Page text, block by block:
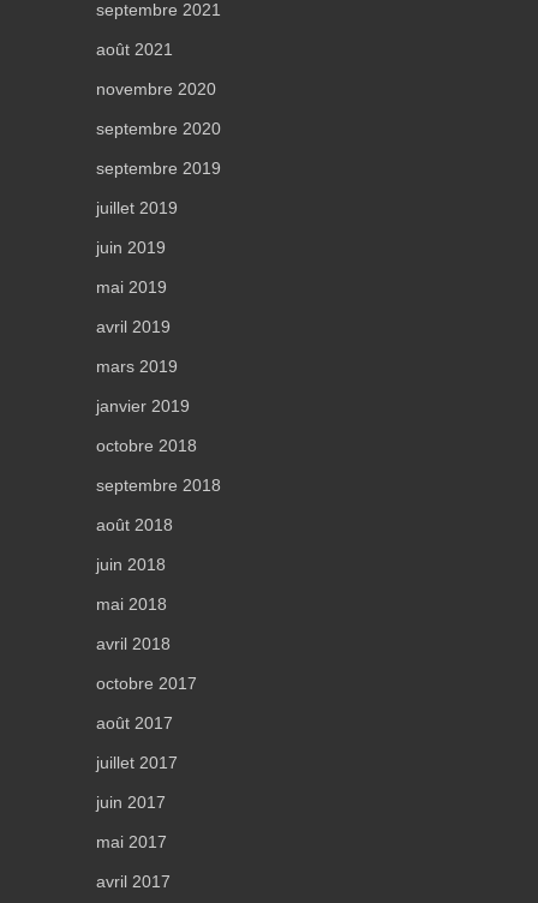
septembre 2021
août 2021
novembre 2020
septembre 2020
septembre 2019
juillet 2019
juin 2019
mai 2019
avril 2019
mars 2019
janvier 2019
octobre 2018
septembre 2018
août 2018
juin 2018
mai 2018
avril 2018
octobre 2017
août 2017
juillet 2017
juin 2017
mai 2017
avril 2017